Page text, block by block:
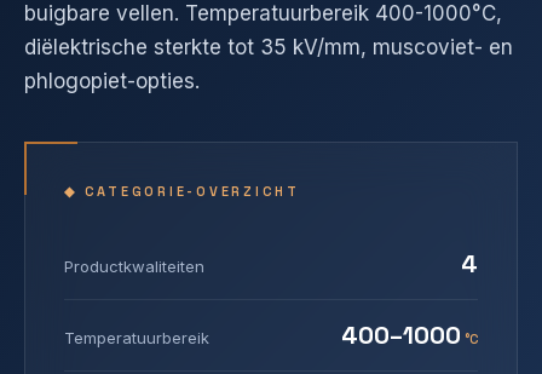
buigbare vellen. Temperatuurbereik 400-1000°C,
diëlektrische sterkte tot 35 kV/mm, muscoviet- en
phlogopiet-opties.
◆ CATEGORIE-OVERZICHT
Productkwaliteiten 4
Temperatuurbereik 400–1000 °C